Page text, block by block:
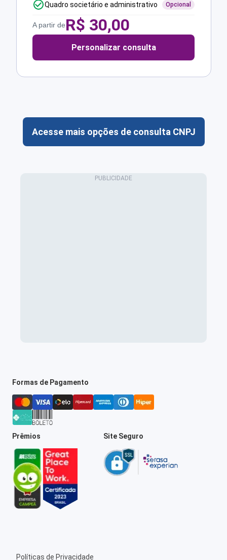
Quadro societário e administrativo Opcional
A partir deR$ 30,00
Personalizar consulta
Acesse mais opções de consulta CNPJ
Formas de Pagamento
Prêmios Site Seguro
Políticas de Privacidade